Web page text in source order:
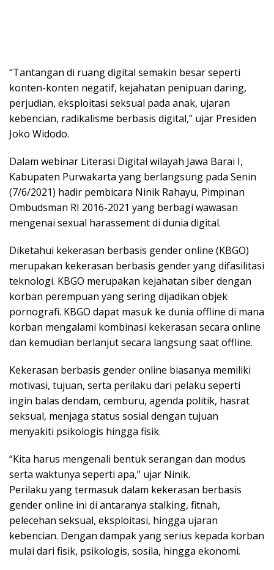
“Tantangan di ruang digital semakin besar seperti
konten-konten negatif, kejahatan penipuan daring,
perjudian, eksploitasi seksual pada anak, ujaran
kebencian, radikalisme berbasis digital,” ujar Presiden
Joko Widodo.
Dalam webinar Literasi Digital wilayah Jawa Barai I,
Kabupaten Purwakarta yang berlangsung pada Senin
(7/6/2021) hadir pembicara Ninik Rahayu, Pimpinan
Ombudsman RI 2016-2021 yang berbagi wawasan
mengenai sexual harassement di dunia digital.
Diketahui kekerasan berbasis gender online (KBGO)
merupakan kekerasan berbasis gender yang difasilitasi
teknologi. KBGO merupakan kejahatan siber dengan
korban perempuan yang sering dijadikan objek
pornografi. KBGO dapat masuk ke dunia offline di mana
korban mengalami kombinasi kekerasan secara online
dan kemudian berlanjut secara langsung saat offline.
Kekerasan berbasis gender online biasanya memiliki
motivasi, tujuan, serta perilaku dari pelaku seperti
ingin balas dendam, cemburu, agenda politik, hasrat
seksual, menjaga status sosial dengan tujuan
menyakiti psikologis hingga fisik.
“Kita harus mengenali bentuk serangan dan modus
serta waktunya seperti apa,” ujar Ninik.
Perilaku yang termasuk dalam kekerasan berbasis
gender online ini di antaranya stalking, fitnah,
pelecehan seksual, eksploitasi, hingga ujaran
kebencian. Dengan dampak yang serius kepada korban
mulai dari fisik, psikologis, sosila, hingga ekonomi.